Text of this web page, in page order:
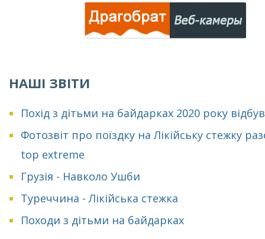
НАШІ ЗВІТИ
Похід з дітьми на байдарках 2020 року
Фотозвіт про поїздку на Лікійську стежку
top extreme
Грузія - Навколо Ушби
Туреччина - Лікійська стежка
Походи з дітьми на байдарках